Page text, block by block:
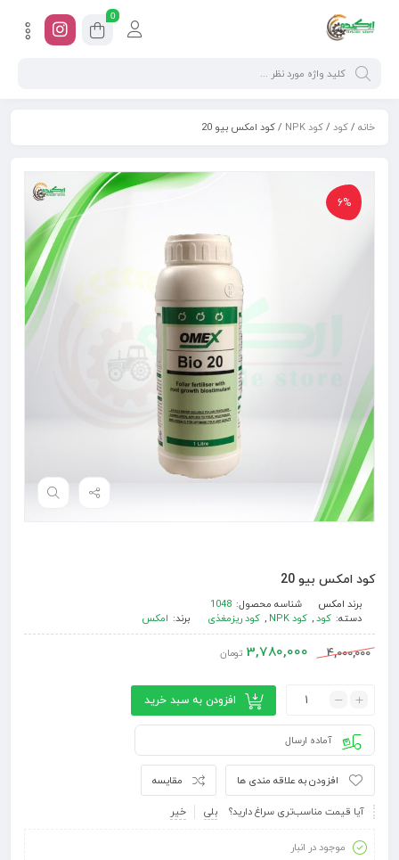
0
خانه /کود /کود NPK / کود امکس بیو 20
6%
کود امکس بیو 20
برند امکس شناسه محصول: 1048
دسته: کود, کود NPK , کود ریزمغذی برند: امکس
4,000,000
3,780,000 تومان
افزودن به سبد خرید
آماده ارسال
مقایسه افزودن به علاقه مندی ها
آیا قیمت مناسب‌تری سراغ دارید؟ بلی خیر
موجود در انبار